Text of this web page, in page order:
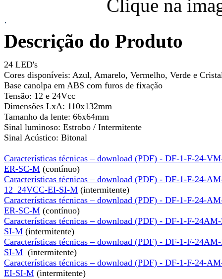
Clique na
Descrição do Produto
24 LED's
Cores disponíveis: Azul, Amarelo, Vermelho, Verde e
Base canolpa em ABS com furos de fixação
Tensão: 12 e 24Vcc
Dimensões LxA: 110x132mm
Tamanho da lente: 66x64mm
Sinal luminoso: Estrobo / Intermitente
Sinal Acústico: Bitonal
Características técnicas – download (PDF) - DF-1-F-24-
ER-SC-M (contínuo)
Características técnicas – download (PDF) - DF-1-F-24-
12_24VCC-EI-SI-M (intermitente)
Características técnicas – download (PDF) - DF-1-F-24-
ER-SC-M (contínuo)
Características técnicas – download (PDF) - DF-1-F-
SI-M (intermitente)
Características técnicas – download (PDF) - DF-1-F-
SI-M (intermitente)
Características técnicas – download (PDF) - DF-1-F-24-
EI-SI-M (intermitente)